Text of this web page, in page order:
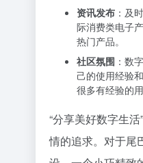
资讯发布 ：及
际消费类电子
热门产品。
社区氛围 ：数
己的使用经验
很多有经验的
“分享美好数字生
情的追求。对于尾